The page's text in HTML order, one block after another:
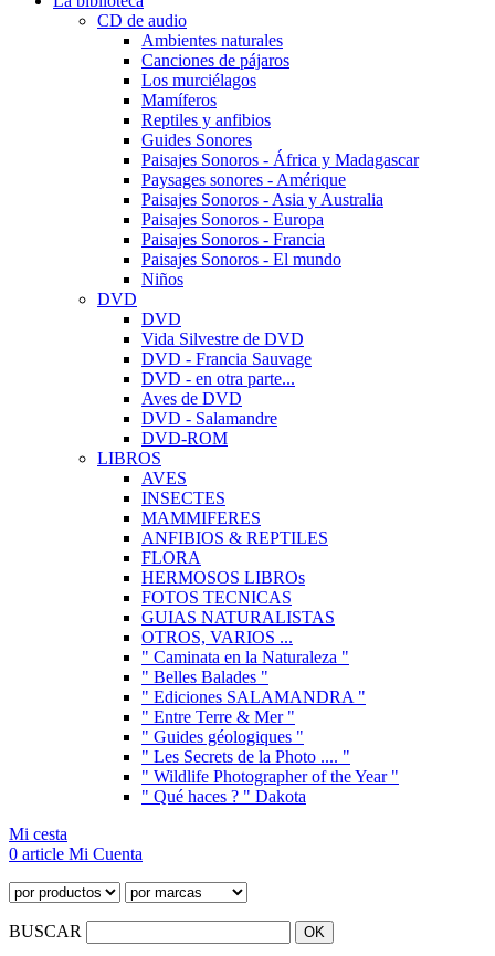
CD de audio
Ambientes naturales
Canciones de pájaros
Los murciélagos
Mamíferos
Reptiles y anfibios
Guides Sonores
Paisajes Sonoros - África y Madagascar
Paysages sonores - Amérique
Paisajes Sonoros - Asia y Australia
Paisajes Sonoros - Europa
Paisajes Sonoros - Francia
Paisajes Sonoros - El mundo
Niños
DVD
DVD
Vida Silvestre de DVD
DVD - Francia Sauvage
DVD - en otra parte...
Aves de DVD
DVD - Salamandre
DVD-ROM
LIBROS
AVES
INSECTES
MAMMIFERES
ANFIBIOS & REPTILES
FLORA
HERMOSOS LIBROs
FOTOS TECNICAS
GUIAS NATURALISTAS
OTROS, VARIOS ...
" Caminata en la Naturaleza "
" Belles Balades "
" Ediciones SALAMANDRA "
" Entre Terre & Mer "
" Guides géologiques "
" Les Secrets de la Photo .... "
" Wildlife Photographer of the Year "
" Qué haces ? " Dakota
Mi cesta
0 article Mi Cuenta
BUSCAR